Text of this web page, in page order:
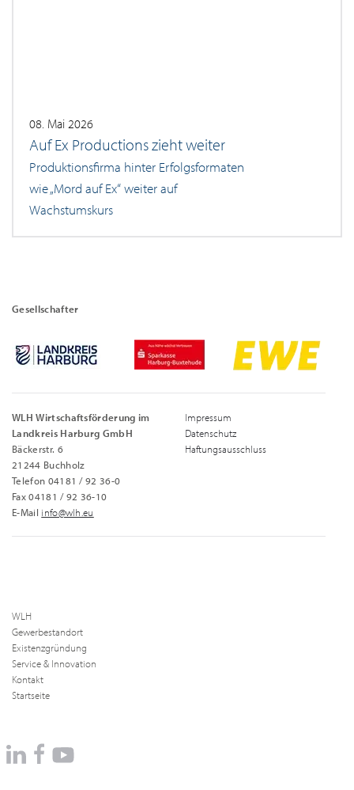
08. Mai 2026
Auf Ex Productions zieht weiter
Produktionsfirma hinter Erfolgsformaten
wie „Mord auf Ex“ weiter auf
Wachstumskurs
Gesellschafter
WLH Wirtschaftsförderung im
Landkreis Harburg GmbH
Bäckerstr. 6
21244 Buchholz
Telefon 04181 / 92 36-0
Fax 04181 / 92 36-10
E-Mail info@wlh.eu
Impressum
Datenschutz
Haftungsausschluss
WLH
Gewerbestandort
Existenzgründung
Service & Innovation
Kontakt
Startseite